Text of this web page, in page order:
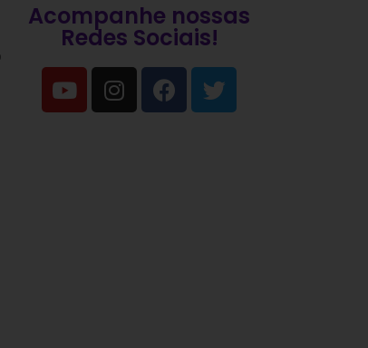
Acompanhe nossas
Redes Sociais!